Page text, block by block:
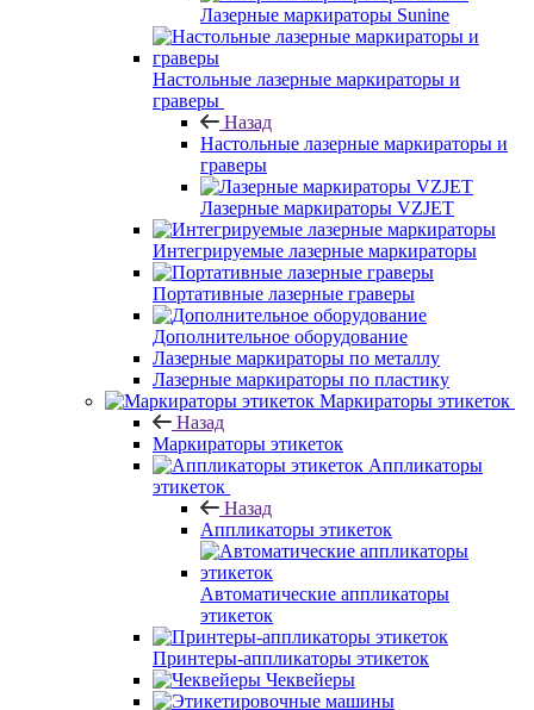
Лазерные маркираторы Sunine
Настольные лазерные маркираторы и
граверы
Назад
Настольные лазерные маркираторы и
граверы
Лазерные маркираторы VZJET
Интегрируемые лазерные маркираторы
Портативные лазерные граверы
Дополнительное оборудование
Лазерные маркираторы по металлу
Лазерные маркираторы по пластику
Маркираторы этикеток
Назад
Маркираторы этикеток
Аппликаторы
этикеток
Назад
Аппликаторы этикеток
Автоматические аппликаторы
этикеток
Принтеры-аппликаторы этикеток
Чеквейеры